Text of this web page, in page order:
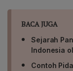
BACA JUGA
Sejarah
Indonesia
Contoh